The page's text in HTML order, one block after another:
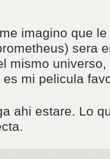
imagino que
sera
mismo
mi pelicula
ahi estare. Lo